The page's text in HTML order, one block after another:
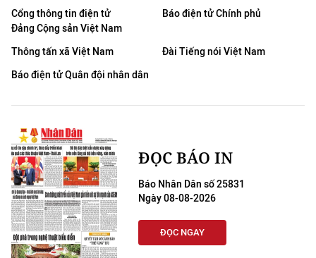
Cổng thông tin điện tử
Đảng Cộng sản Việt Nam
Báo điện tử Chính phủ
Thông tấn xã Việt Nam
Đài Tiếng nói Việt Nam
Báo điện tử Quân đội nhân dân
ĐỌC BÁO IN
Báo Nhân Dân số 25831
Ngày 08-08-2026
ĐỌC NGAY